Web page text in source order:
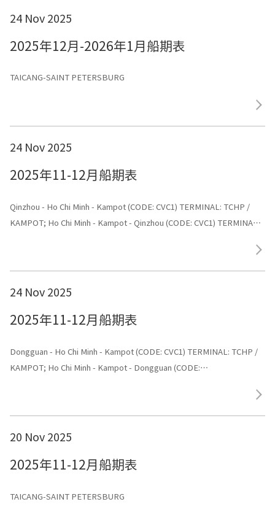
24 Nov 2025
2025年12月-2026年1月船期表
TAICANG-SAINT PETERSBURG
24 Nov 2025
2025年11-12月船期表
Qinzhou - Ho Chi Minh - Kampot (CODE: CVC1) TERMINAL: TCHP /
KAMPOT; Ho Chi Minh - Kampot - Qinzhou (CODE: CVC1) TERMINAL:
24 Nov 2025
2025年11-12月船期表
Dongguan - Ho Chi Minh - Kampot (CODE: CVC1) TERMINAL: TCHP /
KAMPOT; Ho Chi Minh - Kampot - Dongguan (CODE:
20 Nov 2025
2025年11-12月船期表
TAICANG-SAINT PETERSBURG